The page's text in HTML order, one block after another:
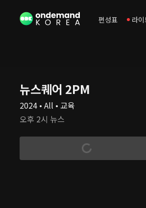
편성표 라
뉴스퀘어 2PM
2024 • All • 교육
오후 2시 뉴스